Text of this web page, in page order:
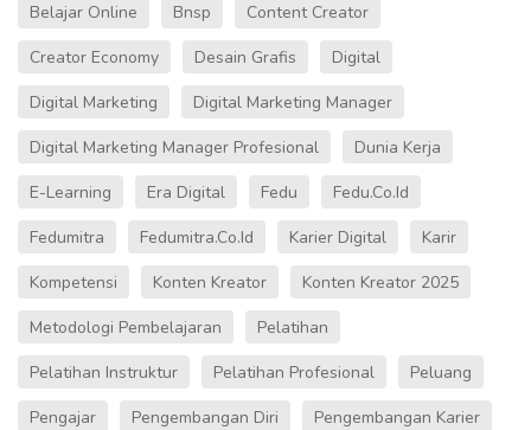
Belajar Online
Bnsp
Content Creator
Creator Economy
Desain Grafis
Digital
Digital Marketing
Digital Marketing Manager
Digital Marketing Manager Profesional
Dunia Kerja
E-Learning
Era Digital Fedu
Fedu.co.id
Fedumitra
Fedumitra.co.id Karier Digital
Karir
Kompetensi
Konten Kreator
Konten Kreator 2025
Metodologi Pembelajaran
Pelatihan
Pelatihan Instruktur
Pelatihan Profesional
Peluang
Pengajar
Pengembangan Diri
Pengembangan Karier